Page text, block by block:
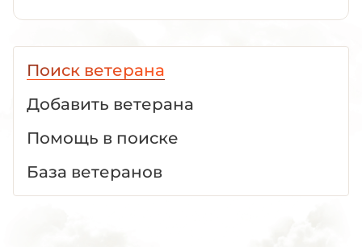
Поиск ветерана
Добавить ветерана
Помощь в поиске
База ветеранов